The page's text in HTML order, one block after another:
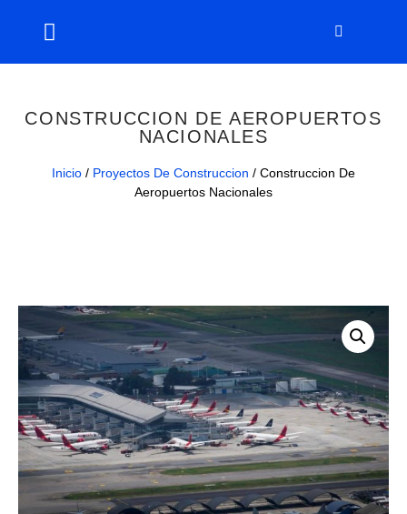
CONSTRUCCION DE AEROPUERTOS
NACIONALES
Inicio / Proyectos De Construccion / Construccion De
Aeropuertos Nacionales